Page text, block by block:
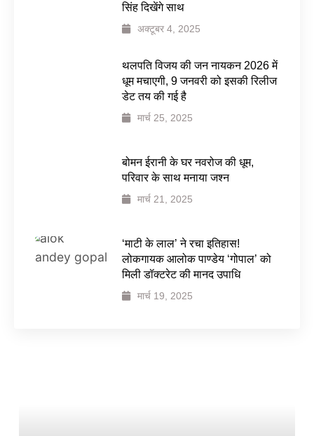
सिंह दिखेंगे साथ
अक्टूबर 4, 2025
थलपति विजय की जन नायकन 2026 में
धूम मचाएगी, 9 जनवरी को इसकी रिलीज
डेट तय की गई है
मार्च 25, 2025
बोमन ईरानी के घर नवरोज की धूम,
परिवार के साथ मनाया जश्न
मार्च 21, 2025
‘माटी के लाल’ ने रचा इतिहास!
लोकगायक आलोक पाण्डेय ‘गोपाल’ को
मिली डॉक्टरेट की मानद उपाधि
मार्च 19, 2025